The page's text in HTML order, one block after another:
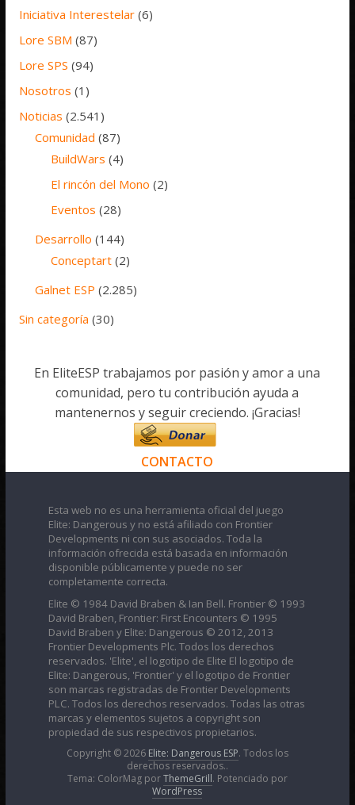
Iniciativa Interestelar (6)
Lore SBM (87)
Lore SPS (94)
Nosotros (1)
Noticias (2.541)
Comunidad (87)
BuildWars (4)
El rincón del Mono (2)
Eventos (28)
Desarrollo (144)
Conceptart (2)
Galnet ESP (2.285)
Sin categoría (30)
En EliteESP trabajamos por pasión y amor a una
comunidad, pero tu contribución ayuda a
mantenernos y seguir creciendo. ¡Gracias!
CONTACTO
Esta web no es una herramienta oficial del juego
Elite: Dangerous y no está afiliado con Frontier
Developments ni con sus asociados. Toda la
información ofrecida está basada en información
disponible públicamente y puede no ser
completamente correcta.
Elite © 1984 David Braben & Ian Bell. Frontier © 1993
David Braben, Frontier: First Encounters © 1995
David Braben y Elite: Dangerous © 2012, 2013
Frontier Developments Plc. Todos los derechos
reservados. 'Elite', el logotipo de Elite El logotipo de
Elite: Dangerous, 'Frontier' y el logotipo de Frontier
son marcas registradas de Frontier Developments
PLC. Todos los derechos reservados. Todas las otras
marcas y elementos sujetos a copyright son
propiedad de sus respectivos propietarios.
Copyright © 2026 Elite: Dangerous ESP. Todos los
derechos reservados..
Tema: ColorMag porThemeGrill. Potenciado por
WordPress